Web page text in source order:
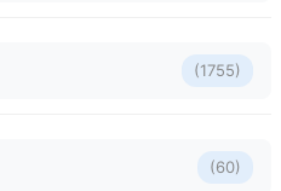
(1755)
(60)